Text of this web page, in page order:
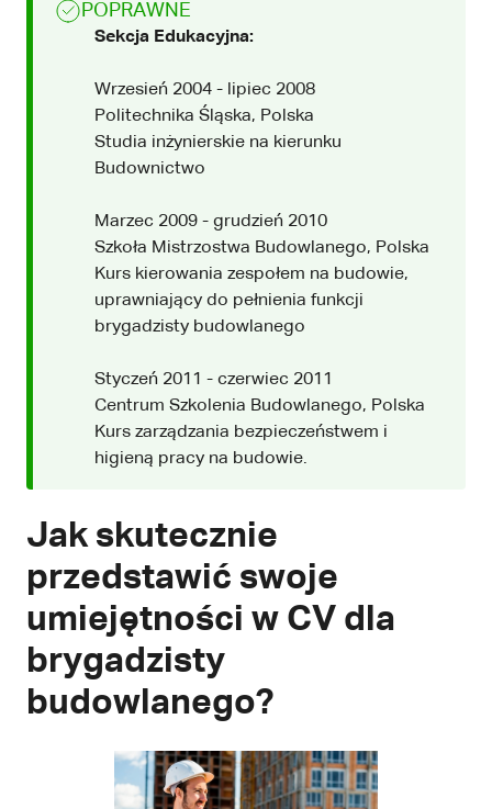
POPRAWNE
Sekcja Edukacyjna:
Wrzesień 2004 - lipiec 2008
Politechnika Śląska, Polska
Studia inżynierskie na kierunku
Budownictwo
Marzec 2009 - grudzień 2010
Szkoła Mistrzostwa Budowlanego, Polska
Kurs kierowania zespołem na budowie,
uprawniający do pełnienia funkcji
brygadzisty budowlanego
Styczeń 2011 - czerwiec 2011
Centrum Szkolenia Budowlanego, Polska
Kurs zarządzania bezpieczeństwem i
higieną pracy na budowie.
Jak skutecznie
przedstawić swoje
umiejętności w CV dla
brygadzisty
budowlanego?